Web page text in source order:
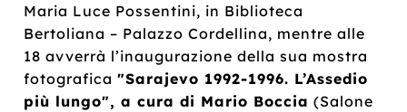
Maria Luce Possentini, in Biblioteca
Bertoliana – Palazzo Cordellina, mentre alle
18 avverrà l’inaugurazione della sua mostra
fotografica"Sarajevo 1992-1996. L’Assedio
più lungo", a cura di Mario Boccia (Salone